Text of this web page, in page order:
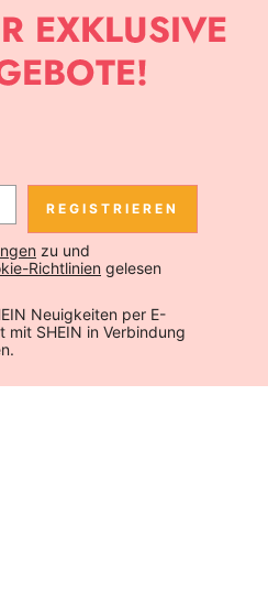
REGISTRIEREN
zu und
Richtlinien gelesen
Neuigkeiten per E-
SHEIN in Verbindung